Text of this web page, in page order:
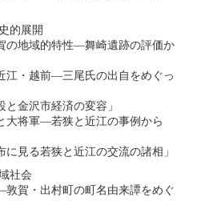
的展開
地域的特性―舞崎遺跡の評価か
・越前―三尾氏の出自をめぐっ
金沢市経済の変容」
将軍―若狭と近江の事例から
見る若狭と近江の交流の諸相」
社会
賀・出村町の町名由来譚をめぐ